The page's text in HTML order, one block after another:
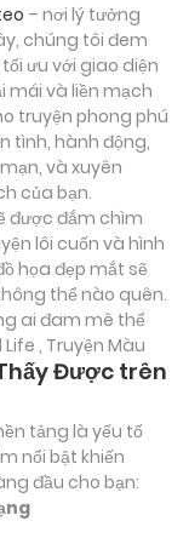
– nơi lý tưởng
chúng tôi đem
ưu với giao diện
mái và liền mạch
truyện phong phú
tình, hành động,
và xuyên
của bạn.
được đắm chìm
lôi cuốn và hình
họa đẹp mắt sẽ
thể nào quên.
ai đam mê thể
, Truyện Màu
Được trên
tảng là yếu tố
nổi bật khiến
đầu cho bạn: